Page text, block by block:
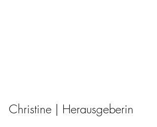
Christine | Herausgeberin